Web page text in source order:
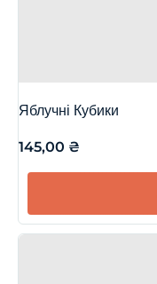
Яблучні Кубики
145,00 ₴